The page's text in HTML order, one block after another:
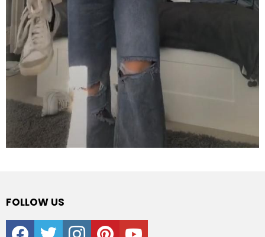
FOLLOW US
facebooktwitter instagrampinterestyoutube